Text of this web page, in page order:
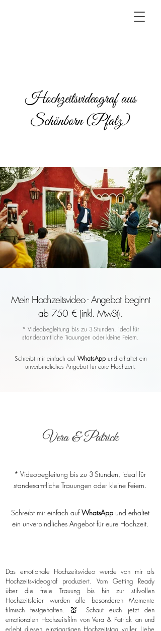
Hochzeitsvideograf aus
Schönborn (Pfalz)
Mein Hochzeitsvideo - Angebot beginnt
ab 750 € (inkl. MwSt).
* Videobegleitung bis zu 3 Stunden, ideal für
standesamtliche Trauungen oder kleine Feiern.
Schreibt mir einfach auf WhatsAppund erhaltet ein
unverbindliches Angebot für eure Hochzeit.
Vera & Patrick
* Videobegleitung bis zu 3 Stunden, ideal für
standesamtliche Trauungen oder kleine Feiern.
Schreibt mir einfach aufWhatsAppund erhaltet
ein unverbindliches Angebot für eure Hochzeit.
Das emotionale Hochzeitsvideo wurde von mir als
Hochzeitsvideograf produziert. Vom Getting Ready
über die freie Trauung bis hin zur stilvollen
Hochzeitsfeier wurden alle besonderen Momente
filmisch festgehalten. 💒 Schaut euch jetzt den
emotionalen Hochzeitsfilm von Vera & Patrick an und
erlebt diesen einzigartigen Hochzeitstag voller Liebe